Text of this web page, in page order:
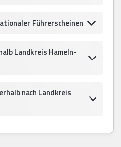
Führerscheinen
Landkreis Hameln-
nach Landkreis